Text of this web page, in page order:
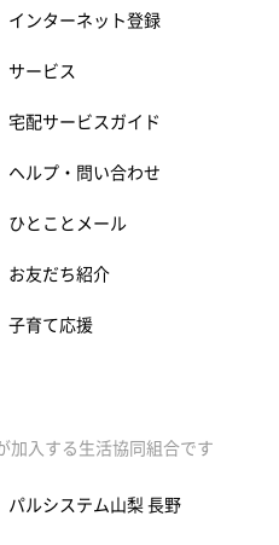
インターネット登録
サービス
宅配サービスガイド
ヘルプ・問い合わせ
ひとことメール
お友だち紹介
子育て応援
加入する生活協同組合です
パルシステム山梨 長野